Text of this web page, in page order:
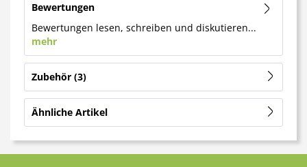
Bewertungen
Bewertungen lesen, schreiben und diskutieren...
mehr
Zubehör 3
Ähnliche Artikel